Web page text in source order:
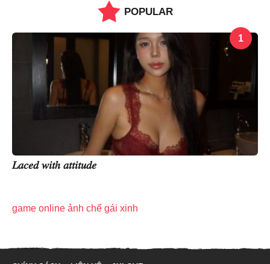
POPULAR
1
𝐿𝑎𝑐𝑒𝑑 𝑤𝑖𝑡ℎ 𝑎𝑡𝑡𝑖𝑡𝑢𝑑𝑒
game online ảnh chế gái xinh